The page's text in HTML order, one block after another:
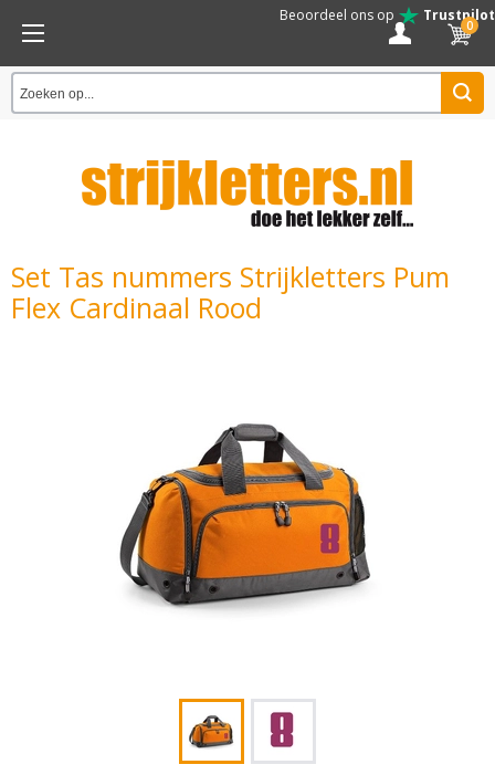
Beoordeel ons op Trustpilot
0
Set Tas nummers Strijkletters Pum
Flex Cardinaal Rood